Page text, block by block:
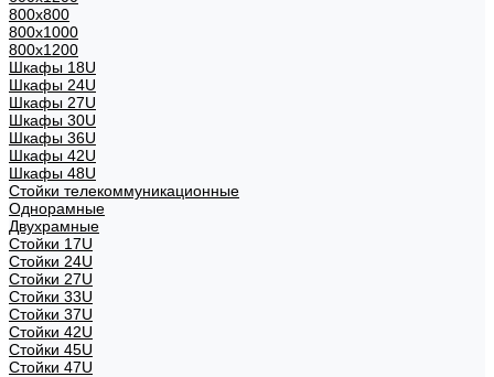
800x800
800х1000
800х1200
Шкафы 18U
Шкафы 24U
Шкафы 27U
Шкафы 30U
Шкафы 36U
Шкафы 42U
Шкафы 48U
Стойки телекоммуникационные
Однорамные
Двухрамные
Стойки 17U
Стойки 24U
Стойки 27U
Стойки 33U
Стойки 37U
Стойки 42U
Стойки 45U
Стойки 47U